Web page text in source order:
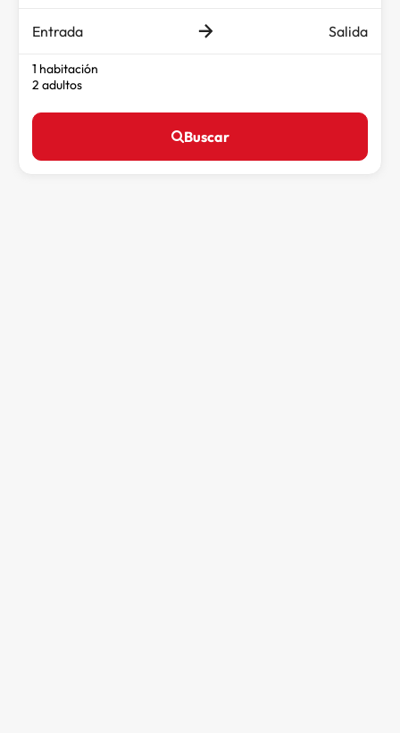
Entrada Salida
1 habitación
2 adultos
Buscar